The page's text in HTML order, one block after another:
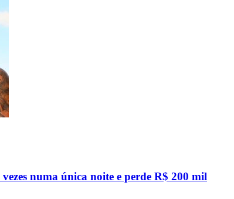
numa única noite e perde R$ 200 mil